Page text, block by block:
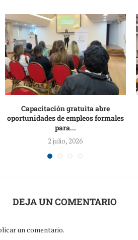
Capacitación gratuita abre
oportunidades de empleos formales
para...
2 julio, 2026
DEJA UN COMENTARIO
un comentario.